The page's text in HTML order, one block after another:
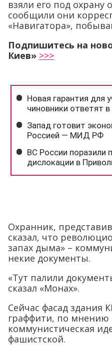
взяли его под охрану
сообщили они
«Навигатора»,
Подпишитесь на
Киев» >>>
Охранник,
сказал, что
запах дыма» –
некие документы.
«Тут палили
сказал «Монах».
Сейчас фасад здания
граффити, по мнению
коммунистическая
фашистской.